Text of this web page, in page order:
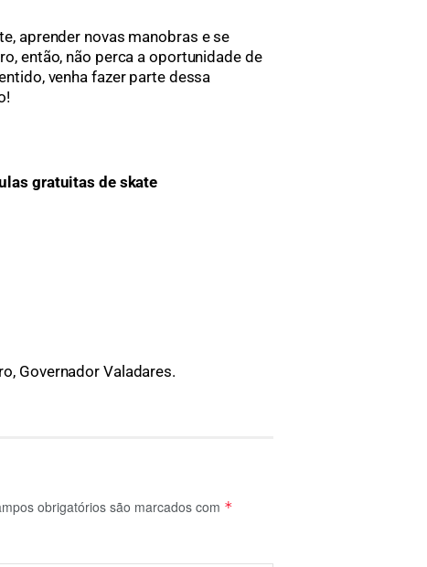
aprender novas manobras e se
então, não perca a oportunidade de
venha fazer parte dessa
gratuitas de skate
Governador Valadares.
obrigatórios são marcados com *